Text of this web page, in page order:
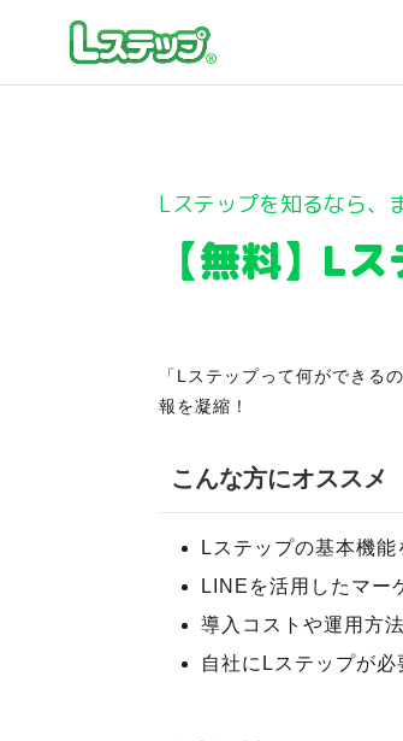
Lステップを知るなら、
【無料】L
「Lステップって何ができる
報を凝縮！
こんな方にオススメ
Lステップの基本機
LINEを活用したマー
導入コストや運用方
自社にLステップが